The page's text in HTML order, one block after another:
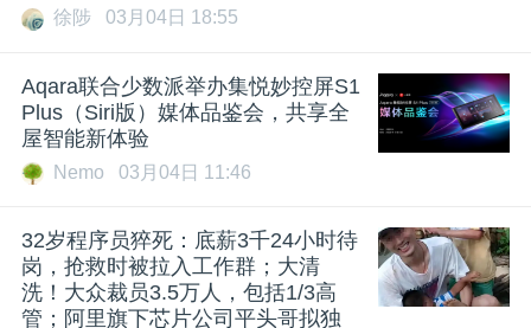
徐陟 03月04日 18:55
Aqara联合少数派举办集悦妙控屏S1
Plus（Siri版）媒体品鉴会，共享全
屋智能新体验
Nemo 03月04日 11:46
32岁程序员猝死：底薪3千24小时待
岗，抢救时被拉入工作群；大清
洗！大众裁员3.5万人，包括1/3高
管；阿里旗下芯片公司平头哥拟独